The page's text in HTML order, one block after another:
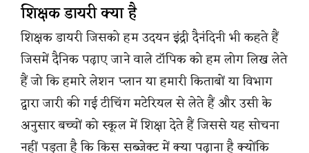
शिक्षक डायरी क्या है
शिक्षक डायरी जिसको हम उदयन इंद्री दैनंदिनी भी कहते हैं
जिसमें दैनिक पढ़ाए जाने वाले टॉपिक को हम लोग लिख लेते
हैं जो कि हमारे लेशन प्लान या हमारी किताबों या विभाग
द्वारा जारी की गई टीचिंग मटेरियल से लेते हैं और उसी के
अनुसार बच्चों को स्कूल में शिक्षा देते हैं जिससे यह सोचना
नहीं पड़ता है कि किस सब्जेक्ट में क्या पढ़ाना है क्योंकि